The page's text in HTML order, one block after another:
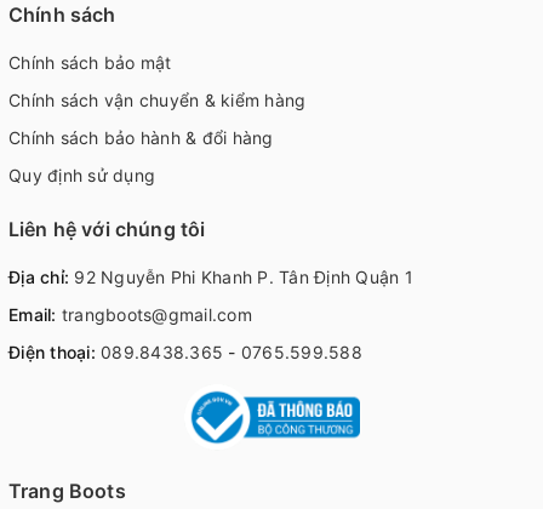
Chính sách
Chính sách bảo mật
Chính sách vận chuyển & kiểm hàng
Chính sách bảo hành & đổi hàng
Quy định sử dụng
Liên hệ với chúng tôi
Địa chỉ: 92 Nguyễn Phi Khanh P. Tân Định Quận 1
Email: trangboots@gmail.com
Điện thoại: 089.8438.365 - 0765.599.588
Trang Boots